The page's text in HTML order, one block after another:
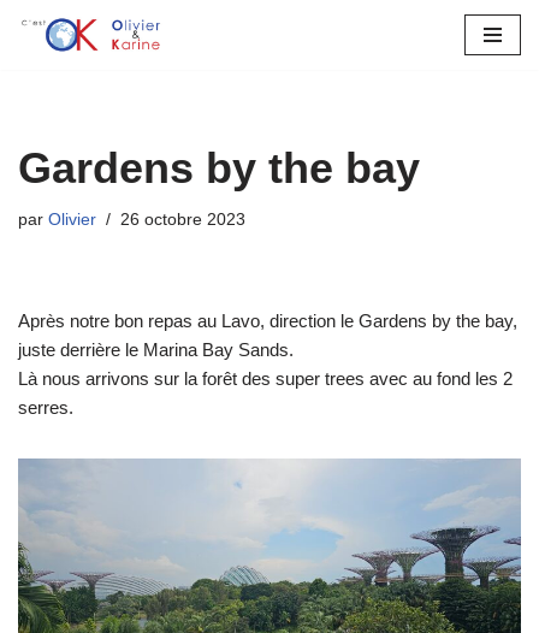
Gardens by the bay
par Olivier 26 octobre 2023
Après notre bon repas au Lavo, direction le Gardens by the bay,
juste derrière le Marina Bay Sands.
Là nous arrivons sur la forêt des super trees avec au fond les 2
serres.